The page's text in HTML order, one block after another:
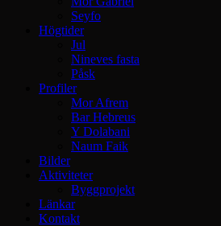
Seyfo
Högtider
Jul
Nineves fasta
Påsk
Profiler
Mor Afrem
Bar Hebreus
Y Dolabani
Naum Faik
Bilder
Aktiviteter
Byggprojekt
Länkar
Kontakt